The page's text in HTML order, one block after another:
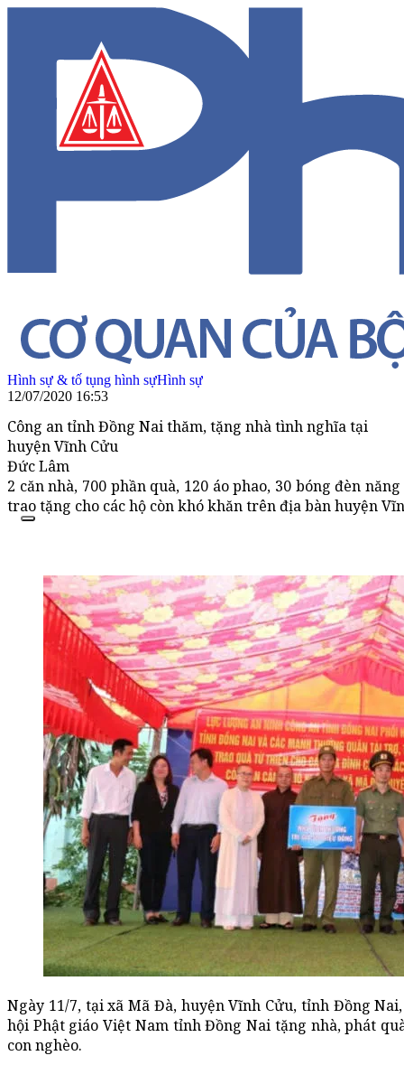
Hình sự & tố tụng hình sựHình sự
12/07/2020 16:53
Công an tỉnh Đồng Nai thăm, tặng nhà tình nghĩa tại
huyện Vĩnh Cửu
Đức Lâm
2 căn nhà, 700 phần quà, 120 áo phao, 30 bóng đèn
trao tặng cho các hộ còn khó khăn trên địa bàn huyện
Ngày 11/7, tại xã Mã Đà, huyện Vĩnh Cửu, tỉnh Đồng
hội Phật giáo Việt Nam tỉnh Đồng Nai tặng nhà, phát
con nghèo.